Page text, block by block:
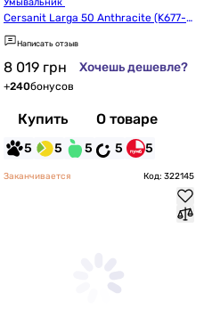
Cersanit Larga 50 Anthracite (K677-0
14/CCWT1000790770)
Написать отзыв
8 019 грн Хочешь дешевле?
+240бонусов
Купить О товаре
5 5 5 5 5
Заканчивается Код: 322145